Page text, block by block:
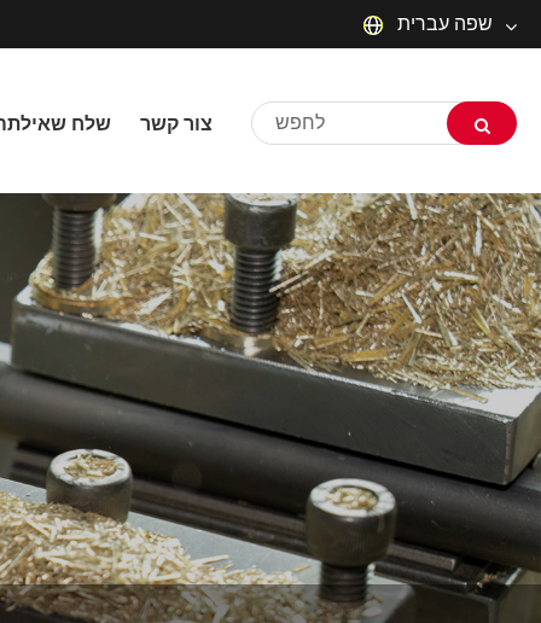
שפה עברית
Français
Español
العربية
שפה עברית
Português
Italiano
Polski
שלח צור קשר